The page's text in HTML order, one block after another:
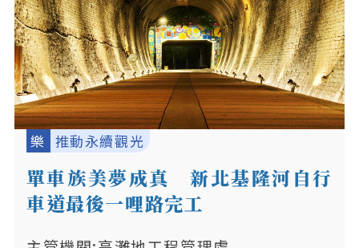
樂 推動永續觀光
單車族美夢成真 新北基隆河自行
車道最後一哩路完工